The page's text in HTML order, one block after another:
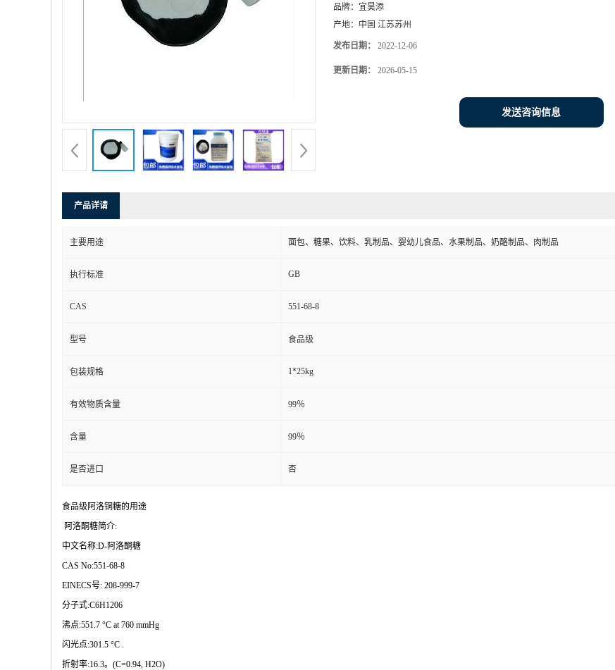
品牌： 宜昊添
产地： 中国 江苏苏州
发布日期： 2022-12-06
更新日期： 2026-05-15
发送咨询信息
产品详请
主要用途 面包、糖果、饮料、乳制品、婴幼儿食品、水果制品、奶酪制品、肉制品
执行标准 GB
CAS 551-68-8
型号 食品级
包装规格 1*25kg
有效物质含量 99％
含量 99％
是否进口 否
食品级阿洛铜糖的用途
阿洛酮糖简介:
中文名称:D-阿洛酮糖
CAS No:551-68-8
EINECS号: 208-999-7
分子式:C6H1206
沸点:551.7 °C at 760 mmHg
闪光点:301.5 °C .
折射率:16.3。(C=0.94, H2O)